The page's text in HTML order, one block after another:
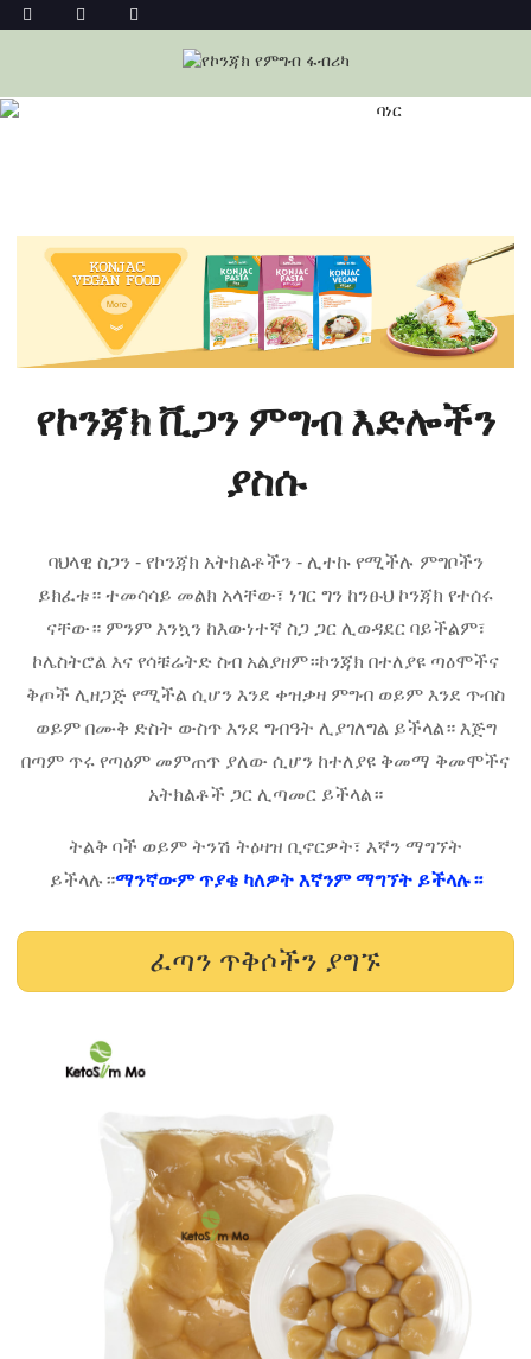
የኮንጃክ የቪጋን ምግብ ጅምላ ሽያጭ
የኮንጃክ ቪጋን ምግብ እድሎችን
ያስሱ
ባህላዊ ስጋን - የኮንጃክ አትክልቶችን - ሊተኩ የሚችሉ ምግቦችን
ይክፈቱ። ተመሳሳይ መልክ አላቸው፣ ነገር ግን ከንፁህ ኮንጃክ የተሰሩ
ናቸው። ምንም እንኳን ከእውነተኛ ስጋ ጋር ሊወዳደር ባይችልም፣
ኮሌስትሮል እና የሳቹሬትድ ስብ አልያዘም።ኮንጃክ በተለያዩ ጣዕሞችና
ቅጦች ሊዘጋጅ የሚችል ሲሆን እንደ ቀዝቃዛ ምግብ ወይም እንደ ጥብስ
ወይም በሙቅ ድስት ውስጥ እንደ ግብዓት ሊያገለግል ይችላል። እጅግ
በጣም ጥሩ የጣዕም መምጠጥ ያለው ሲሆን ከተለያዩ ቅመማ ቅመሞችና
አትክልቶች ጋር ሊጣመር ይችላል።
ትልቅ ባች ወይም ትንሽ ትዕዛዝ ቢኖርዎት፣ እኛን ማግኘት
ይችላሉ።ማንኛውም ጥያቄ ካለዎት እኛንም ማግኘት ይችላሉ።
ፈጣን ጥቅሶችን ያግኙ